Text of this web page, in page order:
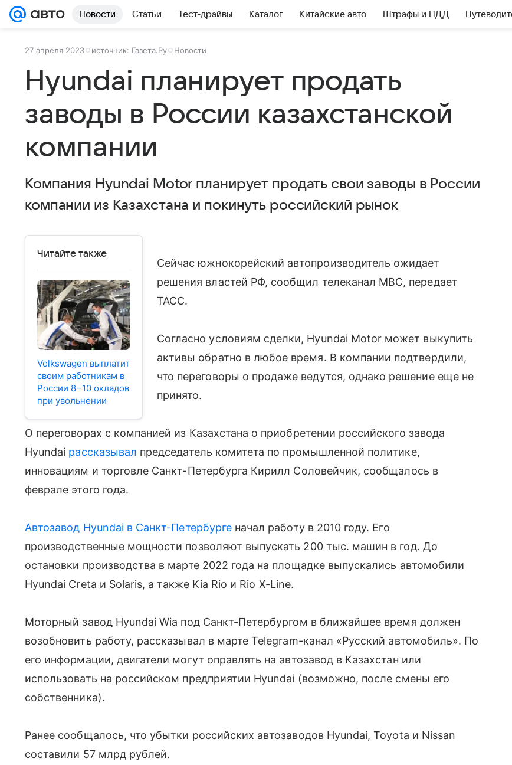
Новости Статьи Тест-драйвы Каталог Китайские авто Штрафы и ПДД
27 апреля 2023 источник: Газета.Ру Новости
Hyundai планирует продать
заводы в России казахстанской
компании
Компания Hyundai Motor планирует продать свои заводы в России
компании из Казахстана и покинуть российский рынок
Читайте также
Volkswagen выплатит
своим работникам в
России 8−10 окладов
при увольнении
Сейчас южнокорейский автопроизводитель ожидает
решения властей РФ, сообщил телеканал MBC, передает
ТАСС.
Согласно условиям сделки, Hyundai Motor может выкупить
активы обратно в любое время. В компании подтвердили,
что переговоры о продаже ведутся, однако решение еще не
принято.
О переговорах с компанией из Казахстана о приобретении российского завода
Hyundai рассказывал председатель комитета по промышленной политике,
инновациям и торговле Санкт-Петербурга Кирилл Соловейчик, сообщалось в
феврале этого года.
Автозавод Hyundai в Санкт-Петербургеначал работу в 2010 году. Его
производственные мощности позволяют выпускать 200 тыс. машин в год. До
остановки производства в марте 2022 года на площадке выпускались автомобили
Hyundai Creta и Solaris, а также Kia Rio и Rio X-Line.
Моторный завод Hyundai Wia под Санкт-Петербургом в ближайшее время должен
возобновить работу, рассказывал в марте Telegram-канал «Русский автомобиль». По
его информации, двигатели могут оправлять на автозавод в Казахстан или
использовать на российском предприятии Hyundai (возможно, после смены его
собственника).
Ранее сообщалось, что убытки российских автозаводов Hyundai, Toyota и Nissan
составили 57 млрд рублей.